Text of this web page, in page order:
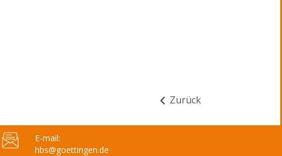
Zurück
E-mail:
hbs@goettingen.de